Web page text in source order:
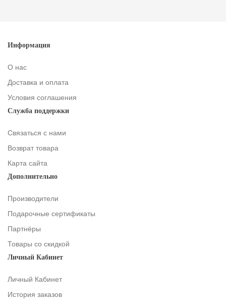
Информация
О нас
Доставка и оплата
Условия соглашения
Служба поддержки
Связаться с нами
Возврат товара
Карта сайта
Дополнительно
Производители
Подарочные сертификаты
Партнёры
Товары со скидкой
Личный Кабинет
Личный Кабинет
История заказов